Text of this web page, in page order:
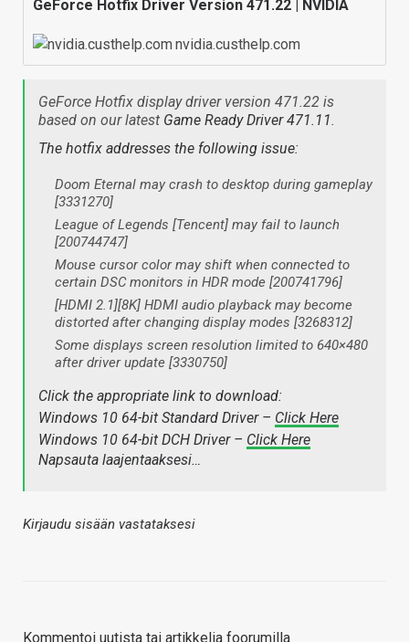
GeForce Hotfix Driver Version 471.22 | NVIDIA
nvidia.custhelp.com
GeForce Hotfix display driver version 471.22 is
based on our latest Game Ready Driver 471.11.
The hotfix addresses the following issue:
Doom Eternal may crash to desktop during gameplay
[3331270]
League of Legends [Tencent] may fail to launch
[200744747]
Mouse cursor color may shift when connected to
certain DSC monitors in HDR mode [200741796]
[HDMI 2.1][8K] HDMI audio playback may become
distorted after changing display modes [3268312]
Some displays screen resolution limited to 640×480
after driver update [3330750]
Click the appropriate link to download:
Windows 10 64-bit Standard Driver – Click Here
Windows 10 64-bit DCH Driver – Click Here
Napsauta laajentaaksesi…
Kirjaudu sisään vastataksesi
Kommentoi uutista tai artikkelia foorumilla